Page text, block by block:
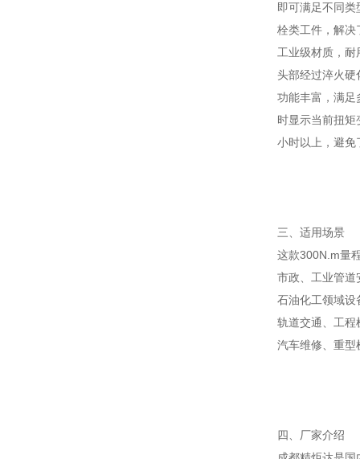
即可满足不同
栓类工件，解决
工业级材质，耐
头部经过淬火硬
功能丰富，满足
时显示当前扭
小时以上，避免
三、适用场景
这款300N.m量
市政、工业管道
石油化工领域设
轨道交通、工程
汽车维修、重型
四、厂家介绍